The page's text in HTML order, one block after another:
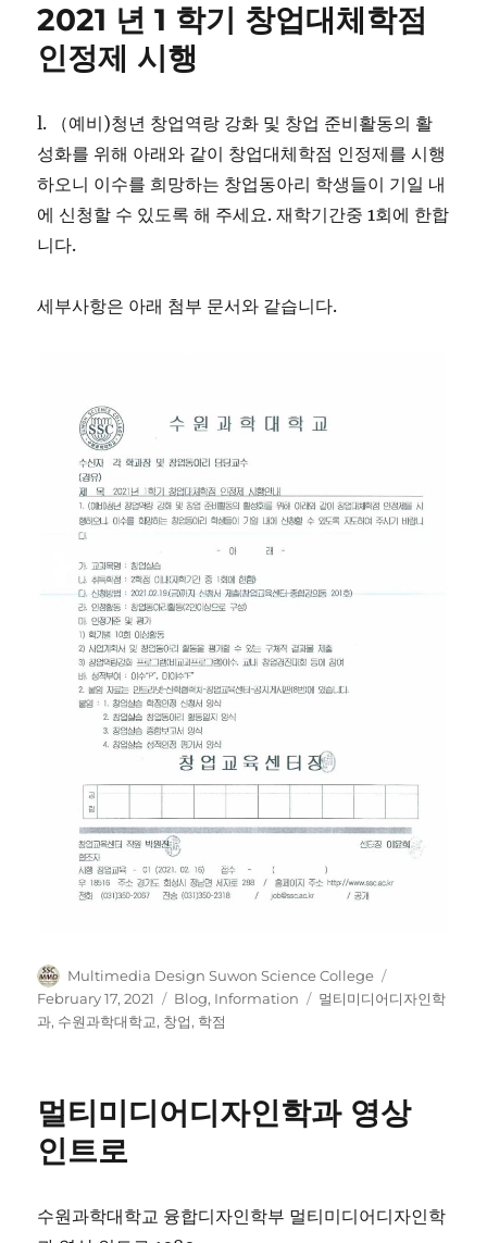
2021 년 1 학기 창업대체학점
인정제 시행
l. （예비)청년 창업역랑 강화 및 창업 준비활동의 활
성화를 위해 아래와 같이 창업대체학점 인정제를 시행
하오니 이수를 희망하는 창업동아리 학생들이 기일 내
에 신청할 수 있도록 해 주세요. 재학기간중 1회에 한합
니다.
세부사항은 아래 첨부 문서와 같습니다.
Author
Multimedia Design Suwon Science College
on
February 17, 2021 Categories
Blog, Information Tags
멀티미디어디자인학
과, 수원과학대학교, 창업, 학점
멀티미디어디자인학과 영상
인트로
수원과학대학교 융합디자인학부 멀티미디어디자인학